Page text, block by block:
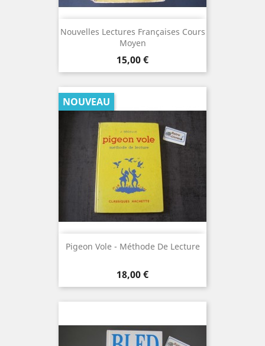
Nouvelles Lectures Françaises Cours
Moyen
Prix
15,00 €
Pigeon Vole - Méthode De Lecture
Prix
18,00 €
NOUVEAU